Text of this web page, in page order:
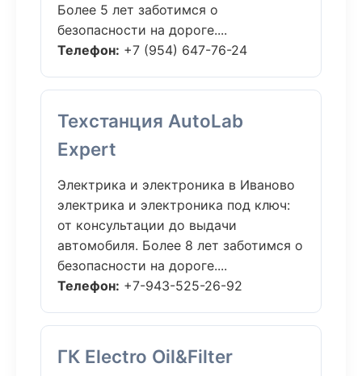
Более 5 лет заботимся о
безопасности на дороге....
Телефон: +7 (954) 647-76-24
Техстанция AutoLab
Expert
Электрика и электроника в Иваново
электрика и электроника под ключ:
от консультации до выдачи
автомобиля. Более 8 лет заботимся о
безопасности на дороге....
Телефон: +7-943-525-26-92
ГК Electro Oil&Filter